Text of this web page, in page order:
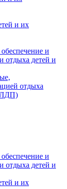
и их
и
отдыха детей и
отдыха
и
отдыха детей и
и их